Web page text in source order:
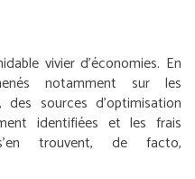
vivier d’économies. En
notamment sur les
des sources d’optimisation
identifiées et les frais
trouvent, de facto,